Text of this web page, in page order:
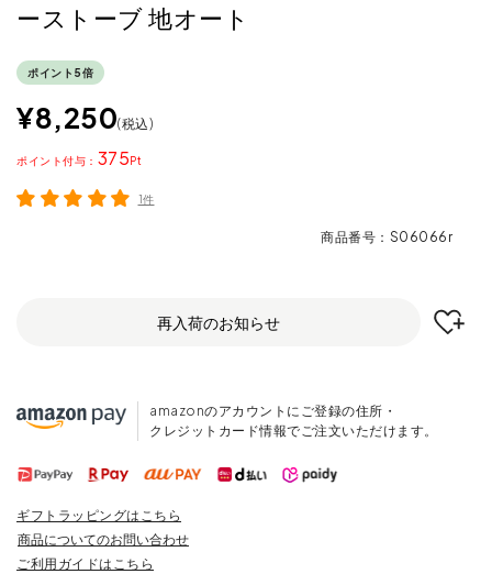
ーストーブ 地オート
ポイント5倍
¥8,250 税込
375
ポイント
1件
商品番号 S06066r
再入荷のお知らせ
amazonのアカウントにご登録の住所・
クレジットカード情報でご注文いただけます。
ギフトラッピングはこちら
商品についてのお問い合わせ
ご利用ガイドはこちら